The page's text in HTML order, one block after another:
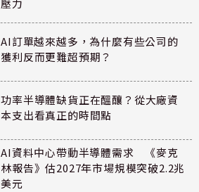
壓力
AI訂單越來越多，為什麼有些公司的
獲利反而更難超預期？
功率半導體缺貨正在醞釀？從大廠資
本支出看真正的時間點
AI資料中心帶動半導體需求 《麥克
林報告》估2027年市場規模突破2.2兆
美元